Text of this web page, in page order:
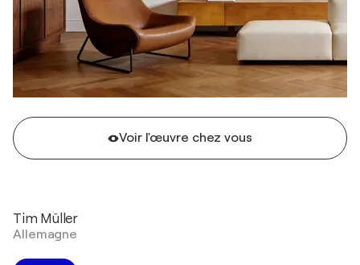
Voir l'œuvre chez vous
Tim Müller
Allemagne